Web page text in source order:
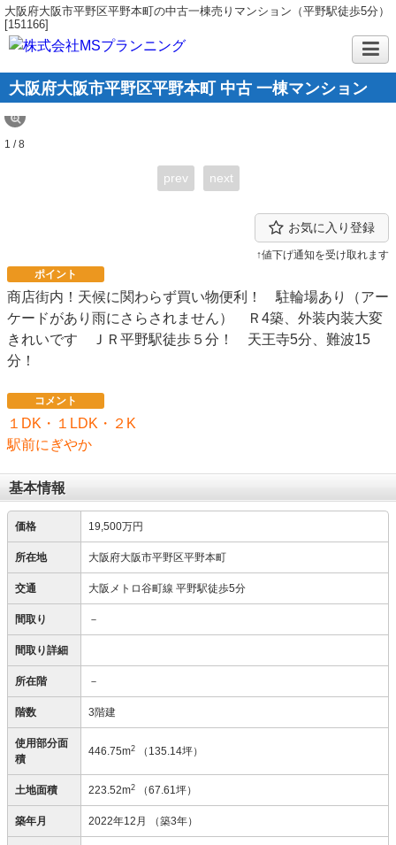
大阪府大阪市平野区平野本町の中古一棟売りマンション（平野駅徒歩5分）
[151166]
大阪府大阪市平野区平野本町 中古 一棟マンション
1 / 8
prev next
お気に入り登録
↑値下げ通知を受け取れます
ポイント
商店街内！天候に関わらず買い物便利！ 駐輪場あり（アー
ケードがあり雨にさらされません） Ｒ4築、外装内装大変
きれいです ＪＲ平野駅徒歩５分！ 天王寺5分、難波15
分！
コメント
１DK・１LDK・２K
駅前にぎやか
基本情報
価格 19,500万円
所在地 大阪府大阪市平野区平野本町
交通 大阪メトロ谷町線 平野駅徒歩5分
間取り －
間取り詳細
所在階 －
階数 3階建
使用部分面
積
446.75m2 （135.14坪）
土地面積 223.52m2 （67.61坪）
築年月 2022年12月 （築3年）